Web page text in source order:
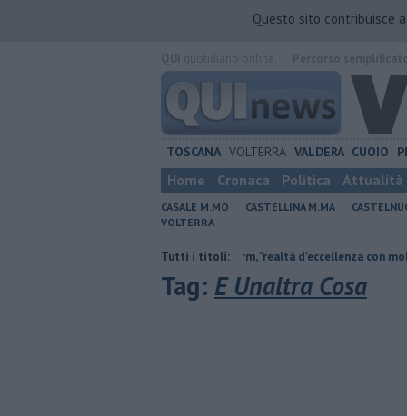
Questo sito contribuisce
TOSCANA VOLTERRA VALDERA CUOIO
Home Cronaca Politica Attualità
CASALE M.MO CASTELLINA M.MA
VOLTERRA
Tutti i titoli:
Crm, "realtà d'eccellenza con molti servizi e
Tag: E Unaltra Cosa